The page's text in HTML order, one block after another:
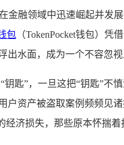
金融领域中迅速崛起并发
包 （TokenPocket钱包）
水面，成为一个不容忽视
匙”，一旦这把“钥匙”不
资产被盗取案例频频见
济损失，那些原本怀揣